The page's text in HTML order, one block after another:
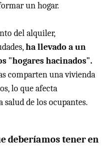
un hogar.
del alquiler,
ha llevado a un
"hogares hacinados".
comparten una vivienda
lo que afecta
de los ocupantes.
deberíamos tener en